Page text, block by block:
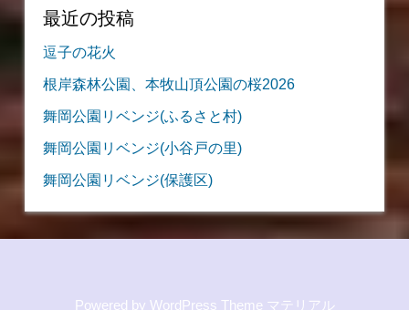
最近の投稿
逗子の花火
根岸森林公園、本牧山頂公園の桜2026
舞岡公園リベンジ(ふるさと村)
舞岡公園リベンジ(小谷戸の里)
舞岡公園リベンジ(保護区)
Powered by WordPress Theme マテリアル